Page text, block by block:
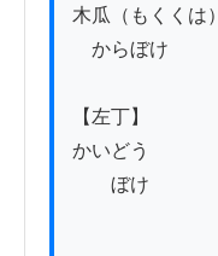
木瓜（もくくは）
からぼけ
【左丁】
かいどう
ぼけ